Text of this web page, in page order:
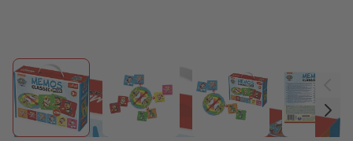
View larger imageView larger imageView larger image